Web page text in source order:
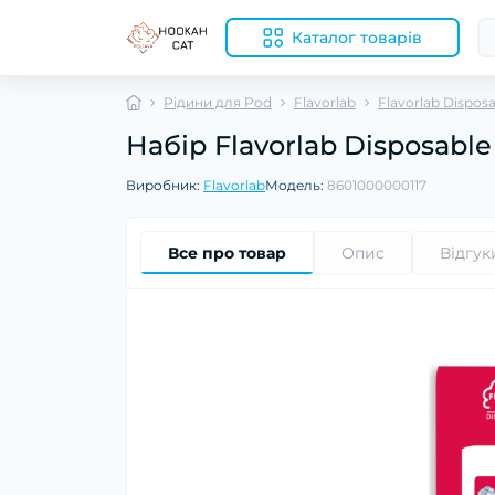
Каталог товарів
Рідини для Pod Flavorlab Flavorlab
Набір Flavorlab
Виробник: FlavorlabМодель: 8601000000117
Все про товар Опис